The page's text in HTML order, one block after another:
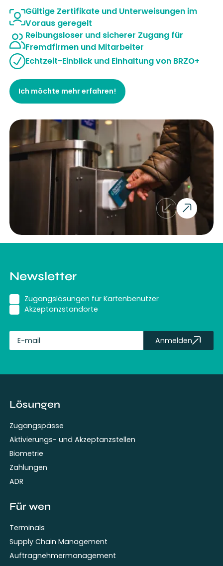
Gültige Zertifikate und Unterweisungen im
Voraus geregelt
Reibungsloser und sicherer Zugang für
Fremdfirmen und Mitarbeiter
Echtzeit-Einblick und Einhaltung von BRZO+
Ich möchte mehr erfahren!
Newsletter
Zugangslösungen für Kartenbenutzer
Akzeptanzstandorte
Anmelden
Lösungen
Zugangspässe
Aktivierungs- und Akzeptanzstellen
Biometrie
Zahlungen
ADR
Für wen
Terminals
Supply Chain Management
Auftragnehmermanagement